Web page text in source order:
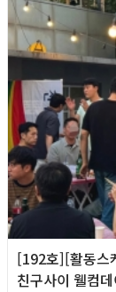
[192호][활동스
친구사이 웰컴